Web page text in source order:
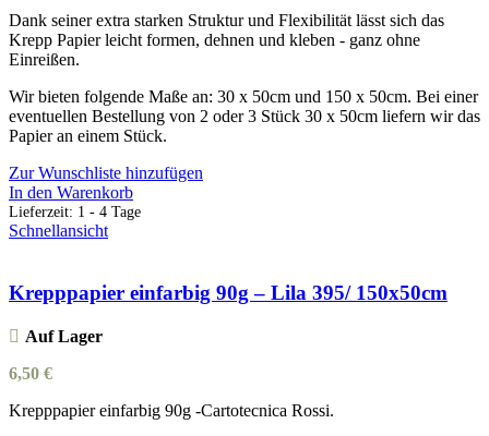
Dank seiner extra starken Struktur und Flexibilität lässt sich das
Krepp Papier leicht formen, dehnen und kleben - ganz ohne
Einreißen.
Wir bieten folgende Maße an: 30 x 50cm und 150 x 50cm. Bei einer
eventuellen Bestellung von 2 oder 3 Stück 30 x 50cm liefern wir das
Papier an einem Stück.
Zur Wunschliste hinzufügen
In den Warenkorb
Lieferzeit: 1 - 4 Tage
Schnellansicht
Krepppapier einfarbig 90g – Lila 395/ 150x50cm
Auf Lager
6,50 €
Krepppapier einfarbig 90g -Cartotecnica Rossi.